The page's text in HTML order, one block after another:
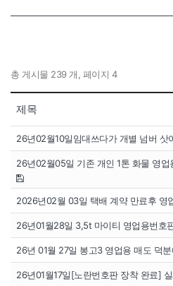
총 게시물 239 개, 페이지 4
제목
26년02월10일임대쓰다가 개별 넘버 삿
26년02월05일 기존 개인 1톤 화물 영
2026년02월 03일 택배 계약 만료후 영
26년01월28일 3,5t 마이티 영업용번호
26년 01월 27일 봉고3 영업용 매도 덕
26년01월17일[노란번호판 장착 완료]